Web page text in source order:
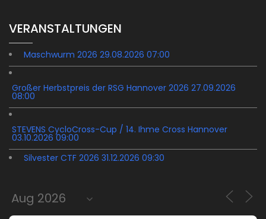
VERANSTALTUNGEN
Maschwurm 2026 29.08.2026 07:00
Großer Herbstpreis der RSG Hannover 2026 27.09.2026
08:00
STEVENS CycloCross-Cup / 14. Ihme Cross Hannover
03.10.2026 09:00
Silvester CTF 2026 31.12.2026 09:30